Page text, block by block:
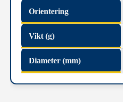
Orientering
Vikt (g)
Diameter (mm)